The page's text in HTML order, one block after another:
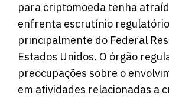
para criptomoeda tenha
enfrenta escrutínio
principalmente do Federal
Estados Unidos. O órgão
preocupações sobre o
em atividades relacionadas a